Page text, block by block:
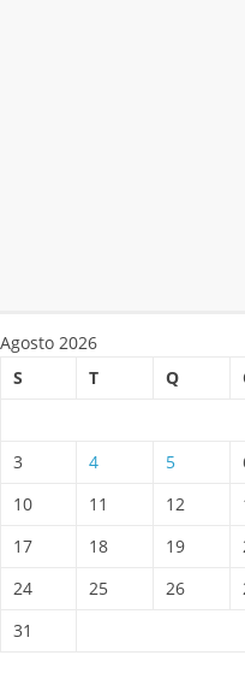
Agosto 2026
S
T Q
3
4 5
10
11 12
17
18 19
24
25 26
31